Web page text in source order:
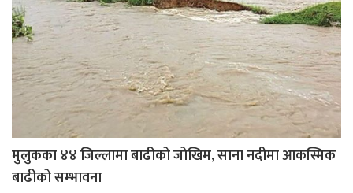
मुलुकका ४४ जिल्लामा बाढीको जोखिम, साना नदीमा आकस्मिक
बाढीको सम्भावना